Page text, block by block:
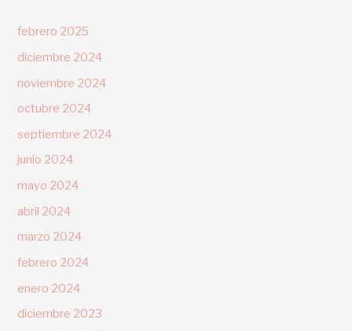
febrero 2025
diciembre 2024
noviembre 2024
octubre 2024
septiembre 2024
junio 2024
mayo 2024
abril 2024
marzo 2024
febrero 2024
enero 2024
diciembre 2023